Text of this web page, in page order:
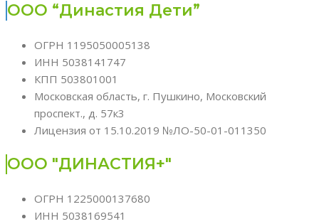
ООО “Династия Дети”
ОГРН 1195050005138
ИНН 5038141747
КПП 503801001
Московская область, г. Пушкино, Московский
проспект., д. 57к3
Лицензия от 15.10.2019 №ЛО-50-01-011350
ООО "ДИНАСТИЯ+"
ОГРН 1225000137680
ИНН 5038169541